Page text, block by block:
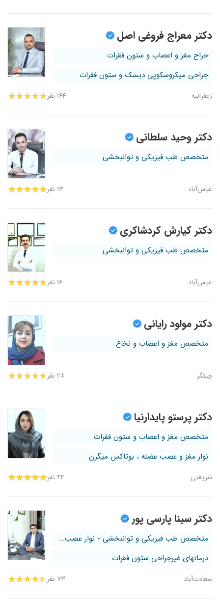
دکتر معراج فروغی اصل
جراح مغز و اعصاب و ستون فقرات
جراحی میکروسکوپی دیسک و ستون فقرات
زعفرانیه ۱۴۴ نفر
دکتر وحید سلطانی
متخصص طب فیزیکی و توانبخشی
عباس‌آباد ۱۳ نفر
دکتر کیارش کردشاکری
متخصص طب فیزیکی و توانبخشی
عباس‌آباد ۱۶ نفر
دکتر مولود رایانی
متخصص مغز و اعصاب و نخاع
چیتگر ۲۸ نفر
دکتر پرستو پایدارنیا
متخصص مغز و اعصاب و ستون فقرات
نوار مغز و عصب عضله ، بوتاکس میگرن
شریعتی ۴۴ نفر
دکتر سینا پارسی پور
متخصص طب فیزیکی و توانبخشی - نوار عصب...
درمانهای غیرجراحی ستون فقرات
سعادت‌آباد ۷۳ نفر